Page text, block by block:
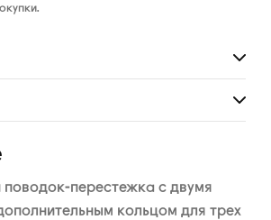
поводок-перестежка с двумя
кольцом для трех